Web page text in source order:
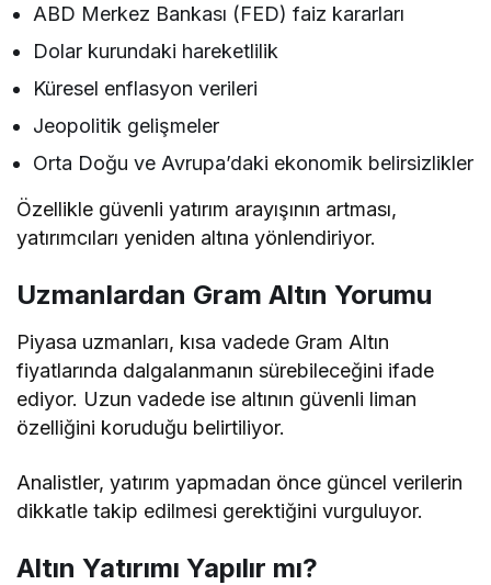
ABD Merkez Bankası (FED) faiz kararları
Dolar kurundaki hareketlilik
Küresel enflasyon verileri
Jeopolitik gelişmeler
Orta Doğu ve Avrupa’daki ekonomik belirsizlikler
Özellikle güvenli yatırım arayışının artması,
yatırımcıları yeniden altına yönlendiriyor.
Uzmanlardan Gram Altın Yorumu
Piyasa uzmanları, kısa vadede Gram Altın
fiyatlarında dalgalanmanın sürebileceğini ifade
ediyor. Uzun vadede ise altının güvenli liman
özelliğini koruduğu belirtiliyor.
Analistler, yatırım yapmadan önce güncel verilerin
dikkatle takip edilmesi gerektiğini vurguluyor.
Altın Yatırımı Yapılır mı?